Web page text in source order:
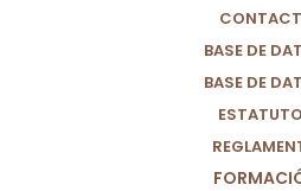
BASE DE
BASE DE